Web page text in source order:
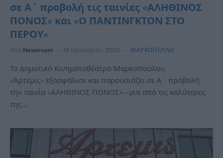
σε Α΄ προβολή τις ταινίες «ΑΛΗΘΙΝΟΣ
ΠΟΝΟΣ» και «Ο ΠΑΝΤΙΝΓΚΤΟΝ ΣΤΟ
ΠΕΡΟΥ»
Από Newsroom 16 Ιανουαρίου, 2025 ΜΑΡΚΟΠΟΥΛΟ
Το Δημοτικό Κινηματοθέατρο Μαρκοπούλου
«Άρτεμις» εξασφάλισε και παρουσιάζει σε Α΄ προβολή
την ταινία «ΑΛΗΘΙΝΟΣ ΠΟΝΟΣ» – μια από τις καλύτερες
της…